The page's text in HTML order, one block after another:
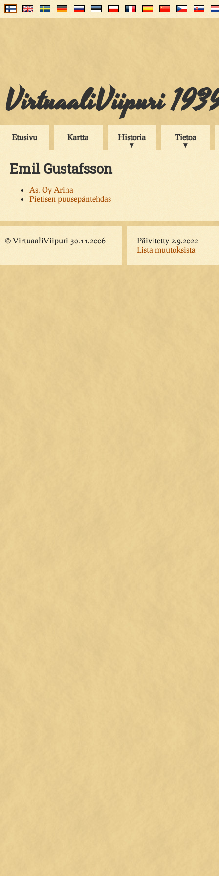
VirtuaaliViipuri
Etusivu Kartta Historia Tietoa
Emil Gustafsson
As. Oy Arina
Pietisen puusepäntehdas
© VirtuaaliViipuri 30.11.2006
Päivitetty 2.9.2022
Lista muutoksista